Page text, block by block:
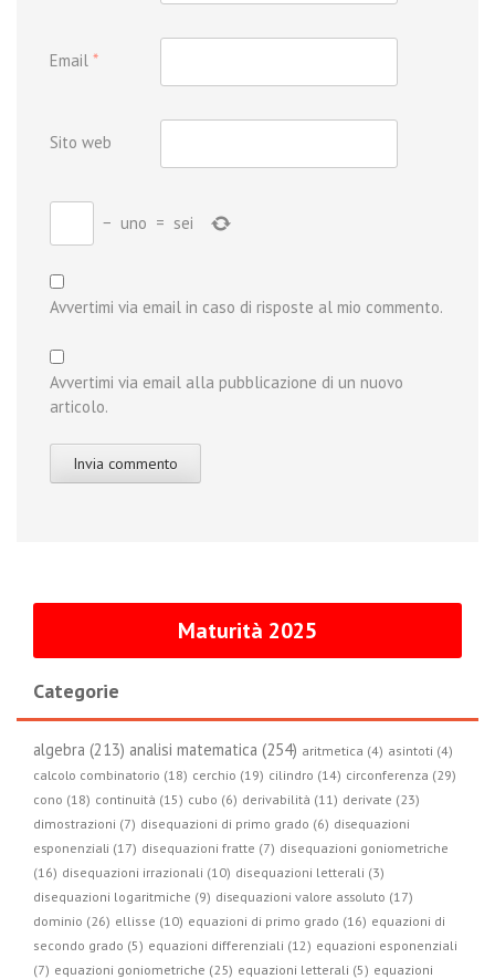
Email *
Sito web
− uno = sei
Avvertimi via email in caso di risposte al mio commento.
Avvertimi via email alla pubblicazione di un nuovo
articolo.
Maturità 2025
Categorie
algebra (213) analisi matematica (254) aritmetica (4) asintoti (4)
calcolo combinatorio (18) cerchio (19) cilindro (14) circonferenza (29)
cono (18) continuità (15) cubo (6) derivabilità (11) derivate (23)
dimostrazioni (7) disequazioni di primo grado (6) disequazioni
esponenziali (17) disequazioni fratte (7) disequazioni goniometriche
(16) disequazioni irrazionali (10) disequazioni letterali (3)
disequazioni logaritmiche (9) disequazioni valore assoluto (17)
dominio (26) ellisse (10) equazioni di primo grado (16) equazioni di
secondo grado (5) equazioni differenziali (12) equazioni esponenziali
(7) equazioni goniometriche (25) equazioni letterali (5) equazioni